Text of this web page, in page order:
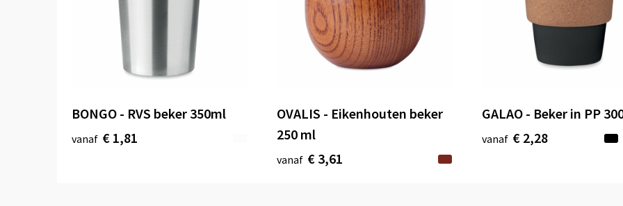
BONGO - RVS beker 350ml
vanaf € 1,81
OVALIS - Eikenhouten beker
250 ml
vanaf € 3,61
GALAO - Beker in PP
vanaf € 2,28